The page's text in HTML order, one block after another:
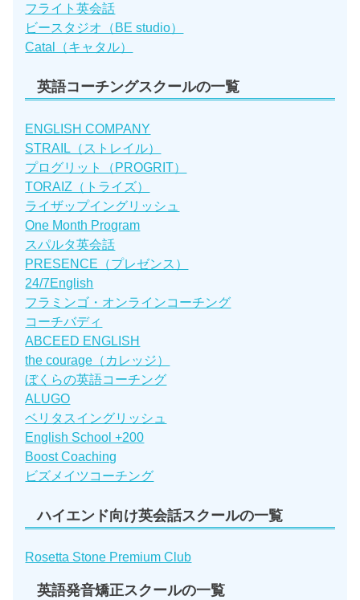
フライト英会話
ビースタジオ（BE studio）
Catal（キャタル）
英語コーチングスクールの一覧
ENGLISH COMPANY
STRAIL（ストレイル）
プログリット（PROGRIT）
TORAIZ（トライズ）
ライザップイングリッシュ
One Month Program
スパルタ英会話
PRESENCE（プレゼンス）
24/7English
フラミンゴ・オンラインコーチング
コーチバディ
ABCEED ENGLISH
the courage（カレッジ）
ぼくらの英語コーチング
ALUGO
ベリタスイングリッシュ
English School +200
Boost Coaching
ビズメイツコーチング
ハイエンド向け英会話スクールの一覧
Rosetta Stone Premium Club
英語発音矯正スクールの一覧